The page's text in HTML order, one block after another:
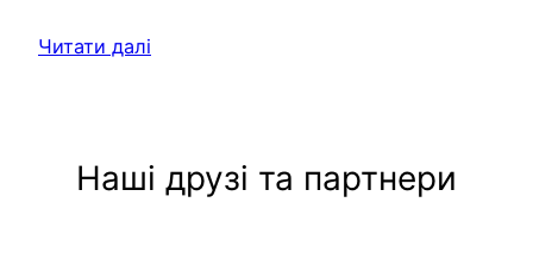
Читати далі
Наші друзі та партнери